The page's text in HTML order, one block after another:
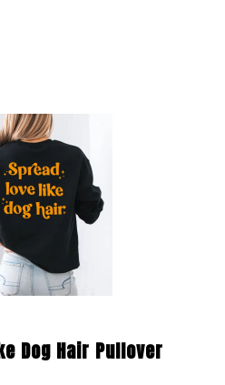
Dog Hair Pullover